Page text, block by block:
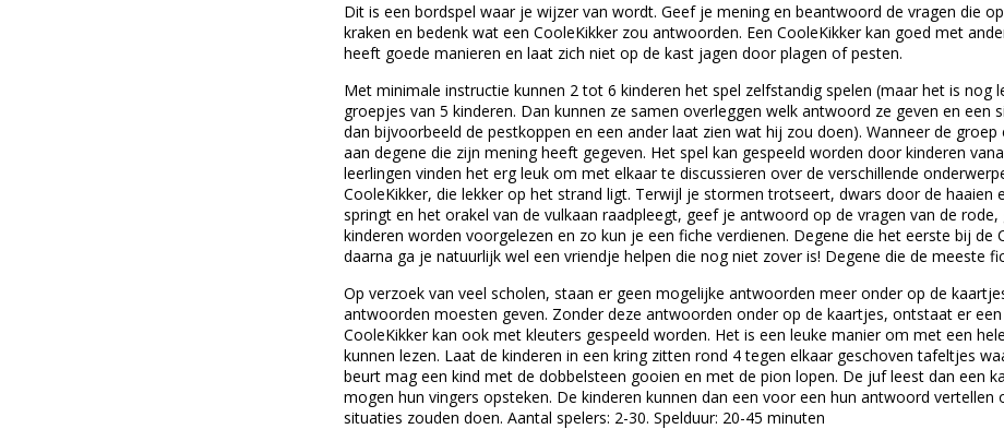
Dit is een bordspel waar je wijzer van wordt. Geef je mening en beantwoord de vragen die
kraken en bedenk wat een CooleKikker zou antwoorden. Een CooleKikker kan goed met
heeft goede manieren en laat zich niet op de kast jagen door plagen of pesten.
Met minimale instructie kunnen 2 tot 6 kinderen het spel zelfstandig spelen (maar het is nog
groepjes van 5 kinderen. Dan kunnen ze samen overleggen welk antwoord ze geven en een
dan bijvoorbeeld de pestkoppen en een ander laat zien wat hij zou doen). Wanneer de
aan degene die zijn mening heeft gegeven. Het spel kan gespeeld worden door kinderen
leerlingen vinden het erg leuk om met elkaar te discussieren over de verschillende
CooleKikker, die lekker op het strand ligt. Terwijl je stormen trotseert, dwars door de haaien
springt en het orakel van de vulkaan raadpleegt, geef je antwoord op de vragen van de
kinderen worden voorgelezen en zo kun je een fiche verdienen. Degene die het eerste bij
daarna ga je natuurlijk wel een vriendje helpen die nog niet zover is! Degene die de meeste
Op verzoek van veel scholen, staan er geen mogelijke antwoorden meer onder op de
antwoorden moesten geven. Zonder deze antwoorden onder op de kaartjes, ontstaat er
CooleKikker kan ook met kleuters gespeeld worden. Het is een leuke manier om met een
kunnen lezen. Laat de kinderen in een kring zitten rond 4 tegen elkaar geschoven tafeltjes
beurt mag een kind met de dobbelsteen gooien en met de pion lopen. De juf leest dan een
mogen hun vingers opsteken. De kinderen kunnen dan een voor een hun antwoord
situaties zouden doen. Aantal spelers: 2-30. Spelduur: 20-45 minuten